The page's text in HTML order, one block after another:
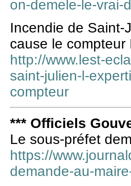
on-demele-le-vrai-
Incendie de Saint-
cause le compteur
http://www.lest-
saint-julien-l-
compteur
*** Officiels
Le sous-préfet
https://
demande-au-